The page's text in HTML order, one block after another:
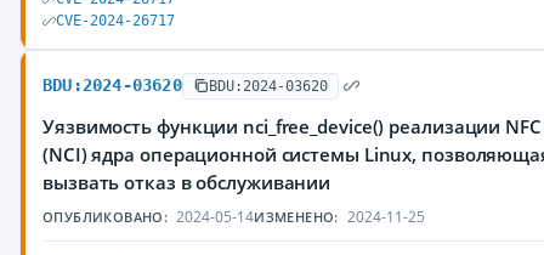
CVE-2024-26717
BDU:2024-03620 BDU:2024-03620
Уязвимость функции nci_free_device() реализации
(NCI) ядра операционной системы Linux,
вызвать отказ в обслуживании
ОПУБЛИКОВАНО: 2024-05-14ИЗМЕНЕНО: 2024-11-25